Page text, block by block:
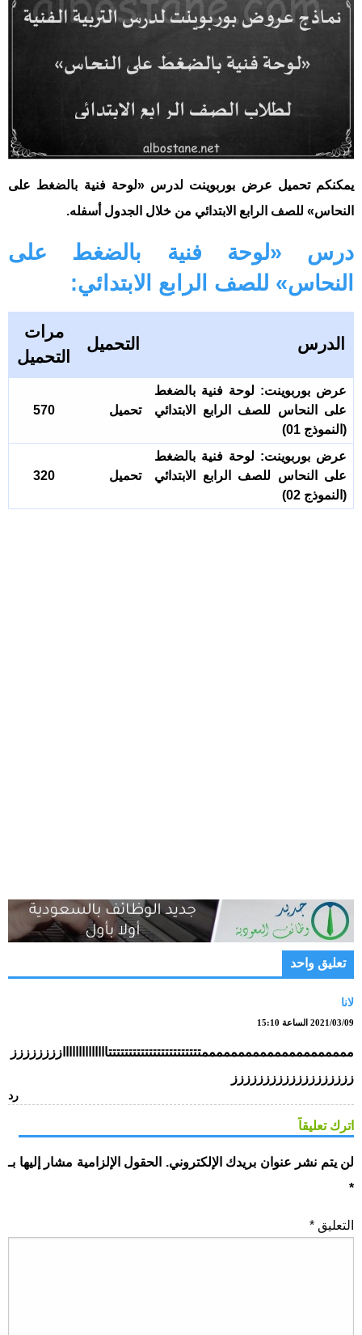
يمكنكم تحميل عرض بوربوينت لدرس «لوحة فنية بالضغط على
النحاس» للصف الرابع الابتدائي من خلال الجدول أسفله.
درس «لوحة فنية بالضغط على
النحاس» للصف الرابع الابتدائي:
الدرس التحميل
مرات
التحميل
عرض بوربوينت: لوحة فنية بالضغط
على النحاس للصف الرابع الابتدائي
(النموذج 01)
تحميل 570
عرض بوربوينت: لوحة فنية بالضغط
على النحاس للصف الرابع الابتدائي
(النموذج 02)
تحميل 320
تعليق واحد
لانا
2021/03/09 الساعة 15:10
مممممممممممممممممممممتتتتتتتتتتتتتتتتتتتتتتتاااااااااااااازززززززز
ززززززززززززززززززز
رد
اترك تعليقاً
لن يتم نشر عنوان بريدك الإلكتروني.
الحقول الإلزامية مشار إليها بـ
*
التعليق *